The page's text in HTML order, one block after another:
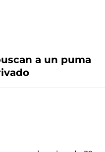
a un puma